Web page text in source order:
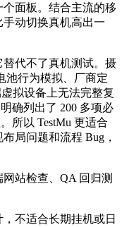
面板。结合主流的移
动切换真机高出一
代不了真机测试。摄
池行为模拟、厂商定
拟设备上无法完整复
确列出了 200 多项必
所以 TestMu 更适合
局问题和流程 Bug，
站检查、QA 回归测
不适合长期挂机或日